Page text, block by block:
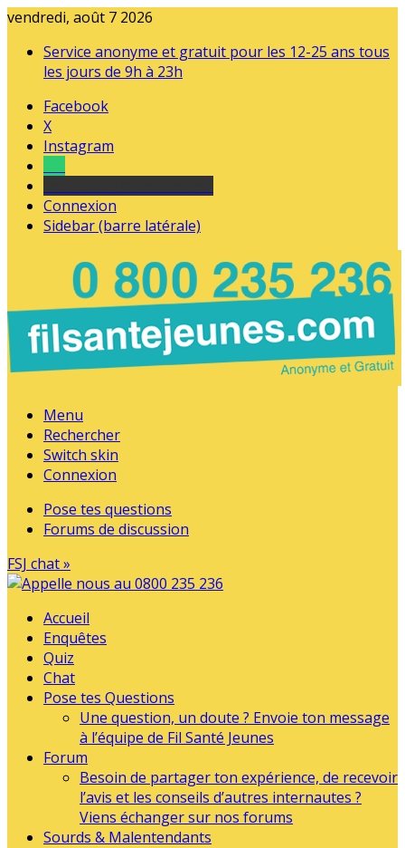
vendredi, août 7 2026
Service anonyme et gratuit pour les 12-25 ans tous
les jours de 9h à 23h
Facebook
X
Instagram
Connexion
Sidebar (barre latérale)
Menu
Rechercher
Switch skin
Connexion
Pose tes questions
Forums de discussion
FSJ chat »
Accueil
Enquêtes
Quiz
Chat
Pose tes Questions
Une question, un doute ? Envoie ton message
à l’équipe de Fil Santé Jeunes
Forum
Besoin de partager ton expérience, de recevoir
l’avis et les conseils d’autres internautes ?
Viens échanger sur nos forums
Sourds & Malentendants